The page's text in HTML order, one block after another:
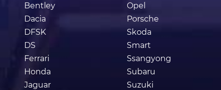
Bentley
Dacia
DFSK
DS
Ferrari
Honda
Jaguar
Opel
Porsche
Skoda
Smart
Ssangyong
Subaru
Suzuki